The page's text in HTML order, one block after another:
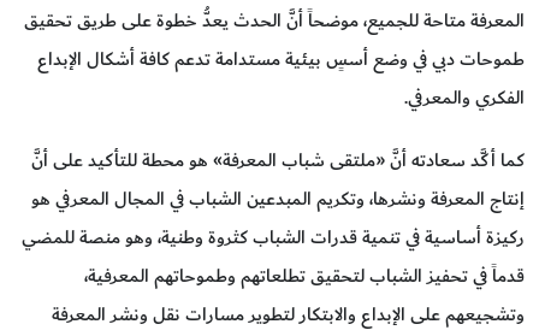
المعرفة متاحة للجميع، موضحاً أنَّ الحدث يعدُّ خطوة على طريق تحقيق
طموحات دبي في وضع أسسٍ بيئية مستدامة تدعم كافة أشكال الإبداع
الفكري والمعرفي.
كما أكَّد سعادته أنَّ «ملتقى شباب المعرفة» هو محطة للتأكيد على أنَّ
إنتاج المعرفة ونشرها، وتكريم المبدعين الشباب في المجال المعرفي هو
ركيزة أساسية في تنمية قدرات الشباب كثروة وطنية، وهو منصة للمضي
قدماً في تحفيز الشباب لتحقيق تطلعاتهم وطموحاتهم المعرفية،
وتشجيعهم على الإبداع والابتكار لتطوير مسارات نقل ونشر المعرفة